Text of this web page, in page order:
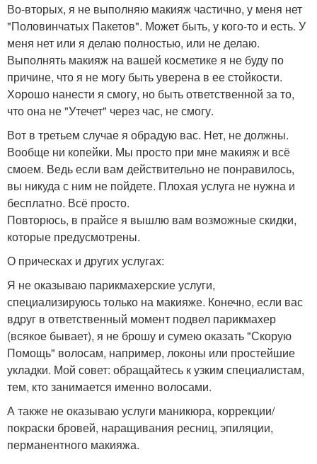
Во-вторых, я не выполняю макияж частично, у меня нет
"Половинчатых Пакетов". Может быть, у кого-то и есть. У
меня нет или я делаю полностью, или не делаю.
Выполнять макияж на вашей косметике я не буду по
причине, что я не могу быть уверена в ее стойкости.
Хорошо нанести я смогу, но быть ответственной за то,
что она не "Утечет" через час, не смогу.
Вот в третьем случае я обрадую вас. Нет, не должны.
Вообще ни копейки. Мы просто при мне макияж и всё
смоем. Ведь если вам действительно не понравилось,
вы никуда с ним не пойдете. Плохая услуга не нужна и
бесплатно. Всё просто.
Повторюсь, в прайсе я вышлю вам возможные скидки,
которые предусмотрены.
О прическах и других услугах:
Я не оказываю парикмахерские услуги,
специализируюсь только на макияже. Конечно, если вас
вдруг в ответственный момент подвел парикмахер
(всякое бывает), я не брошу и сумею оказать "Скорую
Помощь" волосам, например, локоны или простейшие
укладки. Мой совет: обращайтесь к узким специалистам,
тем, кто занимается именно волосами.
А также не оказываю услуги маникюра, коррекции/
покраски бровей, наращивания ресниц, эпиляции,
перманентного макияжа.